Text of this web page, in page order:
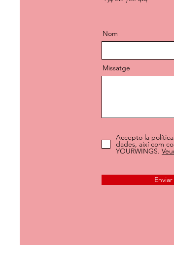
Nom
Missatge
Accepto la
dades, així com
YOURWINGS.
Enviar